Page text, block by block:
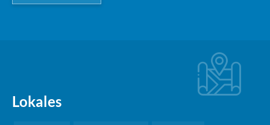
Lokales